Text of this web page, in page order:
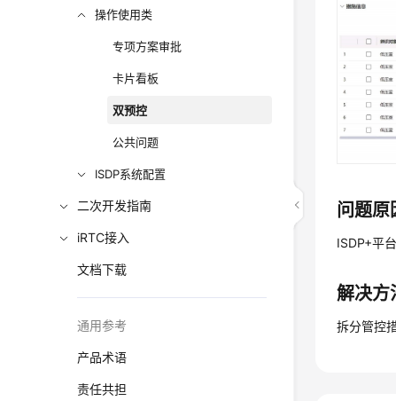
操作使用类
专项方案审批
卡片看板
双预控
公共问题
ISDP系统配置
二次开发指南
iRTC接入
文档下载
通用参考
产品术语
责任共担
问题原
ISDP+平
解决方
拆分管控